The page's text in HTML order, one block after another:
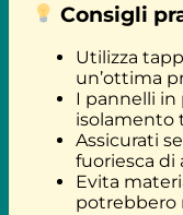
Consigli
Utilizza
un’ottima
I pannelli in
isolamento
Assicurati
fuoriesca di
Evita
potrebbero